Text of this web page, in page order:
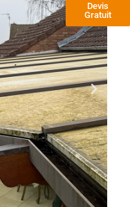
Devis
Gratuit